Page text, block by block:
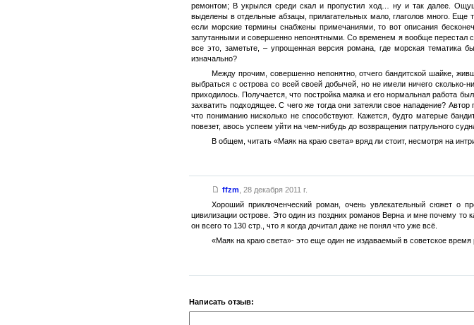
ремонтом; B укрылся среди скал и пропустил ход… ну и так далее.
выделены в отдельные абзацы, прилагательных мало, глаголов много. Еще
если морские термины снабжены примечаниями, то вот описания
запутанными и совершенно непонятными. Со временем я вообще перестал
все это, заметьте, – упрощенная версия романа, где морская тематика
изначально?
Между прочим, совершенно непонятно, отчего бандитской шайке,
выбраться с острова со всей своей добычей, но не имели ничего сколько-
приходилось. Получается, что постройка маяка и его нормальная работа
захватить подходящее. С чего же тогда они затеяли свое нападение?
что пониманию нисколько не способствуют. Кажется, будто матерые
повезет, авось успеем уйти на чем-нибудь до возвращения патрульного
В общем, читать «Маяк на краю света» вряд ли стоит, несмотря на
ffzm 28 декабря 2011 г.
Хороший приключенческий роман, очень увлекательный сюжет о
цивилизации острове. Это один из поздних романов Верна и мне почему то
он всего то 130 стр., что я когда дочитал даже не понял что уже всё.
«Маяк на краю света»- это еще один не издаваемый в советское
Написать отзыв: